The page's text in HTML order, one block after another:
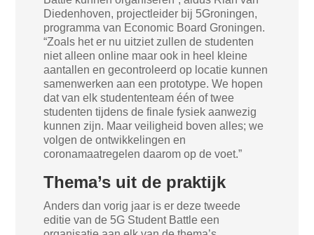
Diedenhoven, projectleider bij 5Groningen,
programma van Economic Board Groningen.
“Zoals het er nu uitziet zullen de studenten
niet alleen online maar ook in heel kleine
aantallen en gecontroleerd op locatie kunnen
samenwerken aan een prototype. We hopen
dat van elk studententeam één of twee
studenten tijdens de finale fysiek aanwezig
kunnen zijn. Maar veiligheid boven alles; we
volgen de ontwikkelingen en
coronamaatregelen daarom op de voet.”
Thema’s uit de praktijk
Anders dan vorig jaar is er deze tweede
editie van de 5G Student Battle een